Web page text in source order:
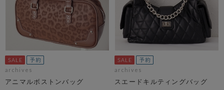
archives
アニマルボストンバッグ
archives
スエードキルティングバッグ